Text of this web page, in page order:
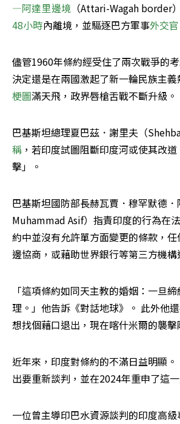
—阿達里邊境（Attari-Wagah border
48小時內離境，並驅逐巴方軍事外交官
儘管1960年條約經受住了兩次戰爭的
決定還是在兩國激起了新一輪民族主義
梗圖滿天飛，政界唇槍舌戰不斷升級。
巴基斯坦總理夏巴茲．謝里夫（
稱 ，若印度試圖阻斷印度河或使其改
擊」。
巴基斯坦國防部長赫瓦賈．穆罕默德
Muhammad Asif）指責印度的行為在
約中並沒有允許單方面變更的條款，
邊協商，或藉助世界銀行等第三方機構
「這項條約如同天主教的婚姻：一旦
理。」他告訴《對話地球》。 此外他
想找個藉口退出，現在喀什米爾的襲擊
近年來，印度對條約的不滿日益明顯
出要重新談判，並在2024年重申了這一
一位曾主導印巴水資源談判的印度高